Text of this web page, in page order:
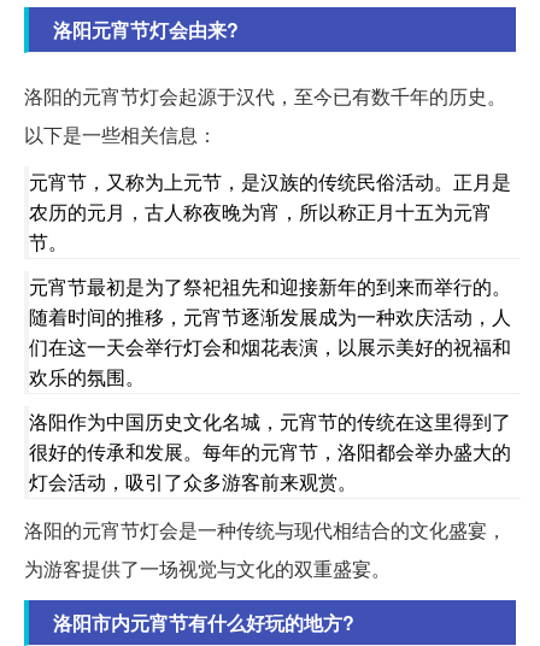
洛阳元宵节灯会由来?
洛阳的元宵节灯会起源于汉代，至今已有数千年的历史。
以下是一些相关信息：
元宵节，又称为上元节，是汉族的传统民俗活动。正月是
农历的元月，古人称夜晚为宵，所以称正月十五为元宵
节。
元宵节最初是为了祭祀祖先和迎接新年的到来而举行的。
随着时间的推移，元宵节逐渐发展成为一种欢庆活动，人
们在这一天会举行灯会和烟花表演，以展示美好的祝福和
欢乐的氛围。
洛阳作为中国历史文化名城，元宵节的传统在这里得到了
很好的传承和发展。每年的元宵节，洛阳都会举办盛大的
灯会活动，吸引了众多游客前来观赏。
洛阳的元宵节灯会是一种传统与现代相结合的文化盛宴，
为游客提供了一场视觉与文化的双重盛宴。
洛阳市内元宵节有什么好玩的地方?